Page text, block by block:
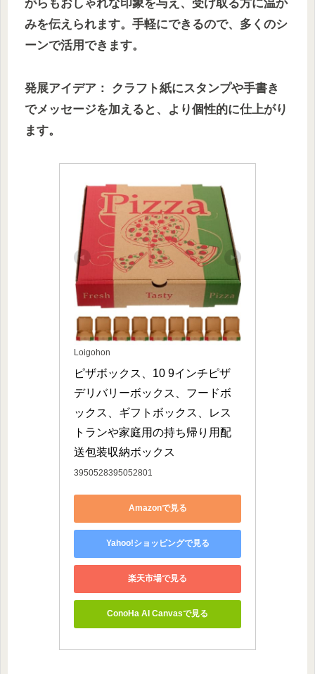
がらもおしゃれな印象を与え、受け取る方に温か
みを伝えられます。手軽にできるので、多くのシ
ーンで活用できます。
発展アイデア： クラフト紙にスタンプや手書き
でメッセージを加えると、より個性的に仕上がり
ます。
Loigohon
ピザボックス、10 9インチピザ
デリバリーボックス、フードボ
ックス、ギフトボックス、レス
トランや家庭用の持ち帰り用配
送包装収納ボックス
3950528395052801
Amazonで見る
Yahoo!ショッピングで見る
楽天市場で見る
ConoHa AI Canvasで見る